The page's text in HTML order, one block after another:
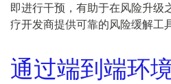
即进行干预，有助于在风险升级
疗开发商提供可靠的风险缓解工
通过端到端环